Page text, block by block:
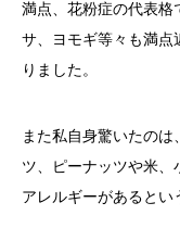
満点、花粉症の代表格
サ、ヨモギ等々も満点
りました。
また私自身驚いたの
ツ、ピーナッツや米、
アレルギーがあるとい